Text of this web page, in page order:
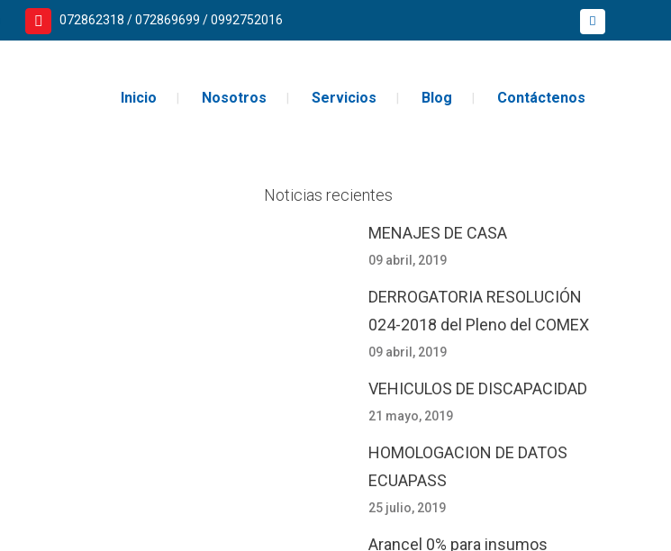
072862318 / 072869699 / 0992752016
Inicio Nosotros Servicios Blog Contáctenos
Noticias recientes
MENAJES DE CASA
09 abril, 2019
DERROGATORIA RESOLUCIÓN
024-2018 del Pleno del COMEX
09 abril, 2019
VEHICULOS DE DISCAPACIDAD
21 mayo, 2019
HOMOLOGACION DE DATOS
ECUAPASS
25 julio, 2019
Arancel 0% para insumos